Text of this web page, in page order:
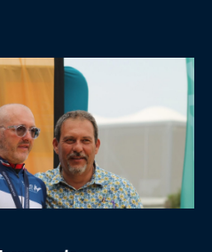
FERRET Hugo
TEIRLYNCK Léonie